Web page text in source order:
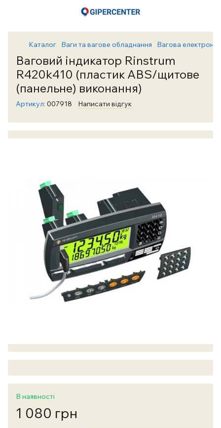
Каталог Ваги та вагове обладнання Вагова
Ваговий індикатор Rinstrum
R420k410 (пластик ABS/щитове
(панельне) виконання)
Артикул: 007918 Написати відгук
В наявності
1 080 грн